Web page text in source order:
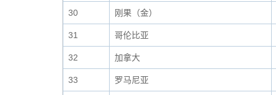
30 刚果（金）
31 哥伦比亚
32 加拿大
33 罗马尼亚